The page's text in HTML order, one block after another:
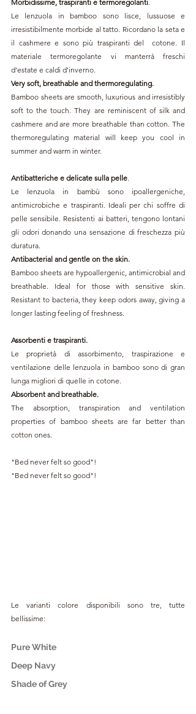
Morbidissime, traspiranti e termoregolanti
Le lenzuola in bamboo sono lisce, lussuose e
irresistibilmente morbide al tatto. Ricordano la seta e
il cashmere e sono più traspiranti del  cotone. Il
materiale termoregolante vi manterrà freschi
d'estate e caldi d'inverno.
Very soft, breathable and thermoregulating.
Bamboo sheets are smooth, luxurious and irresistibly
soft to the touch. They are reminiscent of silk and
cashmere and are more breathable than cotton. The
thermoregulating material will keep you cool in
summer and warm in winter.
Antibatteriche e delicate sulla pelle
Le lenzuola in bambù sono ipoallergeniche,
antimicrobiche e traspiranti. Ideali per chi soffre di
pelle sensibile. Resistenti ai batteri, tengono lontani
gli odori donando una sensazione di freschezza più
duratura.
Antibacterial and gentle on the skin.
Bamboo sheets are hypoallergenic, antimicrobial and
breathable. Ideal for those with sensitive skin.
Resistant to bacteria, they keep odors away, giving a
longer lasting feeling of freshness.
Assorbenti e traspiranti.
Le proprietà di assorbimento, traspirazione e
ventilazione delle lenzuola in bamboo sono di gran
lunga migliori di quelle in cotone.
Absorbent and breathable.
The absorption, transpiration and ventilation
properties of bamboo sheets are far better than
cotton ones.
"Bed never felt so good"!
"Bed never felt so good"!
Le varianti colore disponibili sono tre, tutte
bellissime:
Pure White
Deep Navy
Shade of Grey